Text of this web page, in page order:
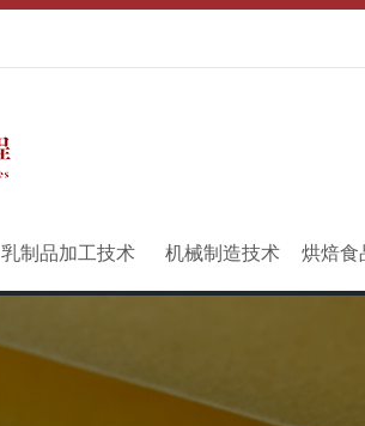
乳制品加工技术 机械制造技术 烘焙食